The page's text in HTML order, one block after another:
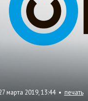
марта 2019, 13:44 • печать